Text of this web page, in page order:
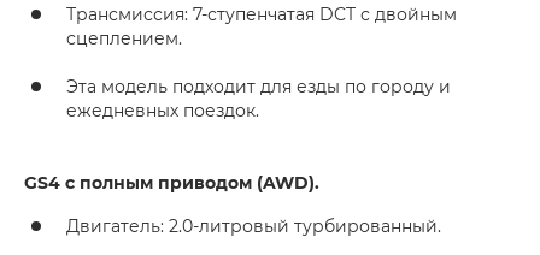
Трансмиссия: 7-ступенчатая DCT с двойным
сцеплением.
Эта модель подходит для езды по городу и
ежедневных поездок.
GS4 с полным приводом (AWD).
Двигатель: 2.0-литровый турбированный.